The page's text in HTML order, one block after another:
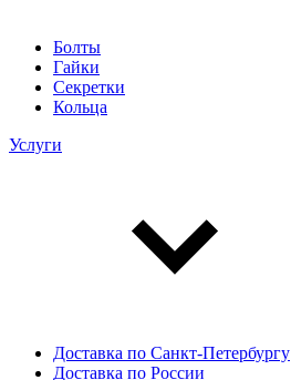
Болты
Гайки
Секретки
Кольца
Услуги
Доставка по Санкт-Петербургу
Доставка по России